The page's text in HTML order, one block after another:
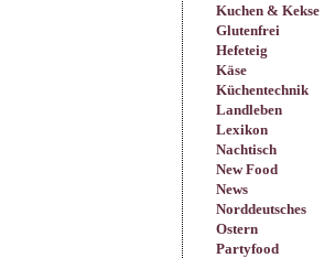
Kuchen & Kekse
Glutenfrei
Hefeteig
Käse
Küchentechnik
Landleben
Lexikon
Nachtisch
New Food
News
Norddeutsches
Ostern
Partyfood